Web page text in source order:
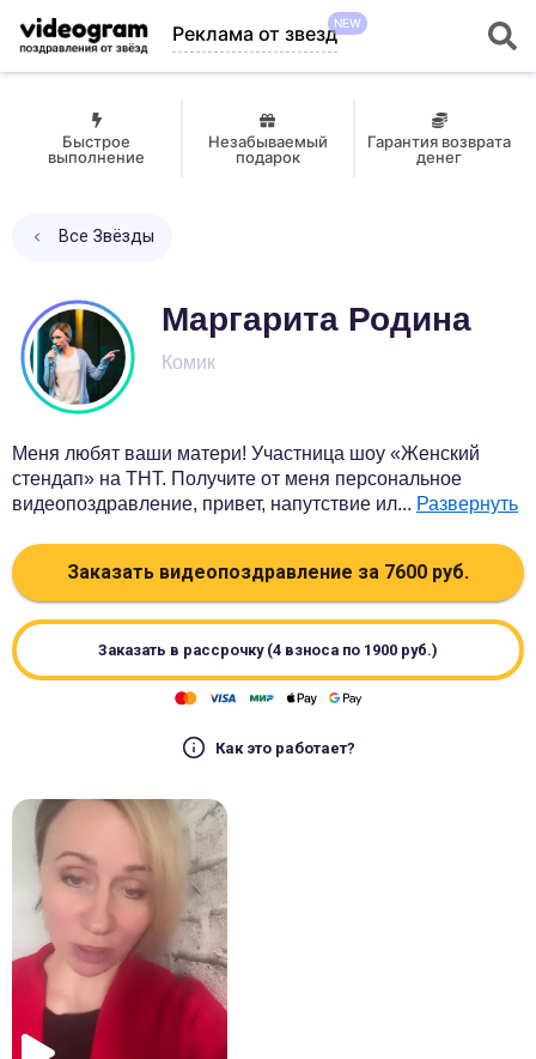
Реклама от звездNEW
Быстрое
выполнение
Незабываемый
подарок
Гарантия возврата
денег
Все Звёзды
Маргарита Родина
Комик
Меня любят ваши матери! Участница шоу «Женский
стендап» на ТНТ. Получите от меня персональное
видеопоздравление, привет, напутствие ил... Развернуть
Заказать видеопоздравление за 7600 руб.
Заказать в рассрочку (4 взноса по 1900 руб.)
Как это работает?